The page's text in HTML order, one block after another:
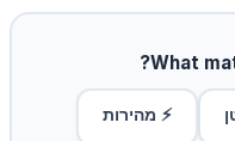
What
⚡ מהירות